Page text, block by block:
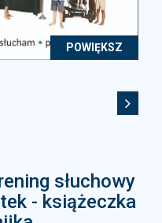
POWIĘKSZ
- książeczka